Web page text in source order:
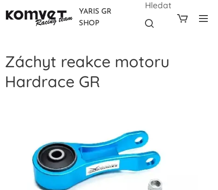
YARIS GR
SHOP
Hledat
Záchyt reakce motoru
Hardrace GR